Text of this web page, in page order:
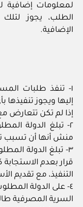
لمعلومات
الطلب، يجوز
الإضافية.
١- تنفذ طلبات
إليها ويجوز
إذا لم تكن تتعارض
٢- تبلغ الدولة
منش أنها أن تسبب
٣- تبلغ الدولة
قرار بعدم
التنفيذ، مع تقديم
٤- على الدولة
السرية المصرفية